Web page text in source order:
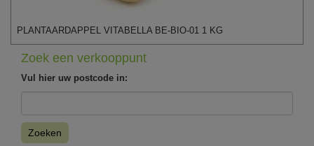
PLANTAARDAPPEL VITABELLA BE-BIO-01 1 KG
Zoek een verkooppunt
Vul hier uw postcode in:
Zoeken